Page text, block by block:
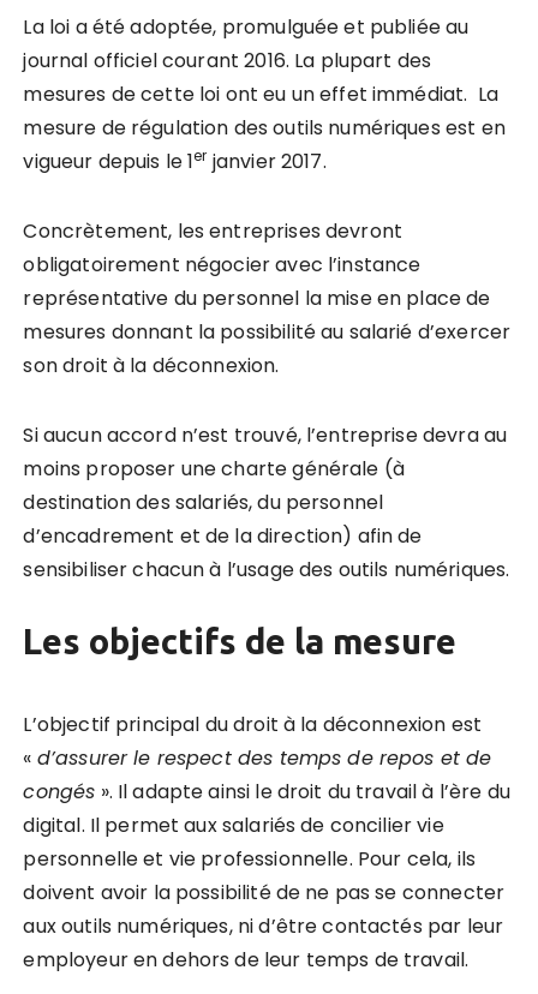
La loi a été adoptée, promulguée et publiée au
journal officiel courant 2016. La plupart des
mesures de cette loi ont eu un effet immédiat. La
mesure de régulation des outils numériques est en
vigueur depuis le 1er janvier 2017.
Concrètement, les entreprises devront
obligatoirement négocier avec l’instance
représentative du personnel la mise en place de
mesures donnant la possibilité au salarié d’exercer
son droit à la déconnexion.
Si aucun accord n’est trouvé, l’entreprise devra au
moins proposer une charte générale (à
destination des salariés, du personnel
d’encadrement et de la direction) afin de
sensibiliser chacun à l’usage des outils numériques.
Les objectifs de la mesure
L’objectif principal du droit à la déconnexion est
« d’assurer le respect des temps de repos et de
congés ». Il adapte ainsi le droit du travail à l’ère du
digital. Il permet aux salariés de concilier vie
personnelle et vie professionnelle. Pour cela, ils
doivent avoir la possibilité de ne pas se connecter
aux outils numériques, ni d’être contactés par leur
employeur en dehors de leur temps de travail.